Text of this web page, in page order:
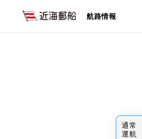
航路情報
通常
運航